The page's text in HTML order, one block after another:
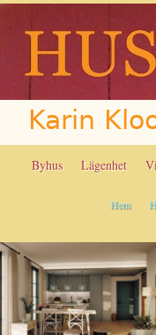
Byhus Lägenhet
Hem